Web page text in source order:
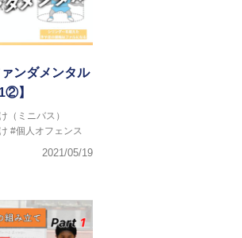
ンダメンタル
】
（ミニバス）
#個人オフェンス
2021/05/19